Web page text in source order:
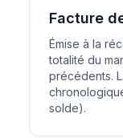
Facture
Émise à la
totalité du
précédents.
solde).